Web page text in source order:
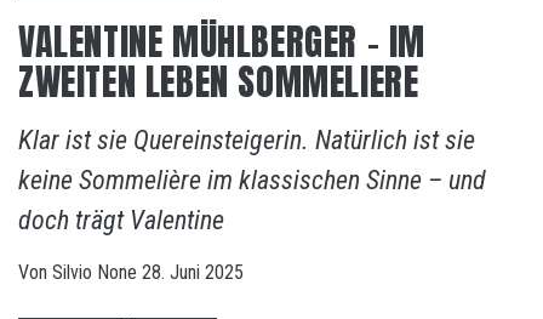
VALENTINE MÜHLBERGER – IM
ZWEITEN LEBEN SOMMELIERE
Klar ist sie Quereinsteigerin. Natürlich ist sie
keine Sommelière im klassischen Sinne – und
doch trägt Valentine
Von Silvio None 28. Juni 2025